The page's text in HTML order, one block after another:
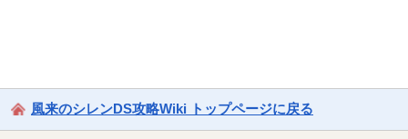
風来のシレンDS攻略Wiki トップページに戻る